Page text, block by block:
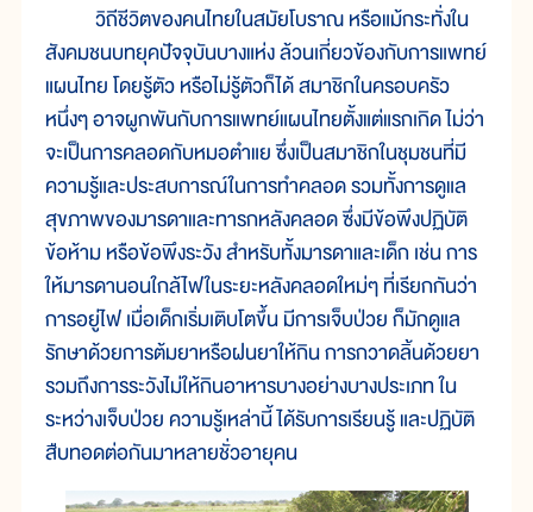
วิถีชีวิตของคนไทยในสมัยโบราณ หรือแม้กระทั่งใน
สังคมชนบทยุคปัจจุบันบางแห่ง ล้วนเกี่ยวข้องกับการแพทย์
แผนไทย โดยรู้ตัว หรือไม่รู้ตัวก็ได้ สมาชิกในครอบครัว
หนึ่งๆ อาจผูกพันกับการแพทย์แผนไทยตั้งแต่แรกเกิด ไม่ว่า
จะเป็นการคลอดกับหมอตำแย ซึ่งเป็นสมาชิกในชุมชนที่มี
ความรู้และประสบการณ์ในการทำคลอด รวมทั้งการดูแล
สุขภาพของมารดาและทารกหลังคลอด ซึ่งมีข้อพึงปฏิบัติ
ข้อห้าม หรือข้อพึงระวัง สำหรับทั้งมารดาและเด็ก เช่น การ
ให้มารดานอนใกล้ไฟในระยะหลังคลอดใหม่ๆ ที่เรียกกันว่า
การอยู่ไฟ เมื่อเด็กเริ่มเติบโตขึ้น มีการเจ็บป่วย ก็มักดูแล
รักษาด้วยการต้มยาหรือฝนยาให้กิน การกวาดลิ้นด้วยยา
รวมถึงการระวังไม่ให้กินอาหารบางอย่างบางประเภท ใน
ระหว่างเจ็บป่วย ความรู้เหล่านี้ ได้รับการเรียนรู้ และปฏิบัติ
สืบทอดต่อกันมาหลายชั่วอายุคน